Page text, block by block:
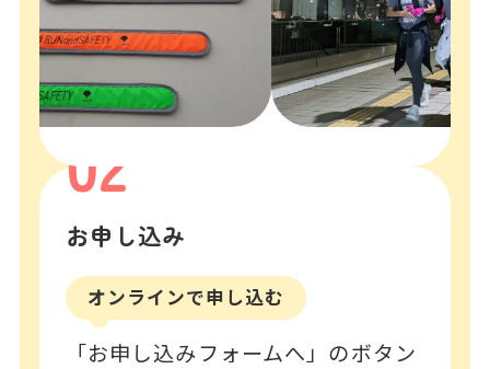
02
お申し込み
オンラインで申し込む
「お申し込みフォームへ」のボタン